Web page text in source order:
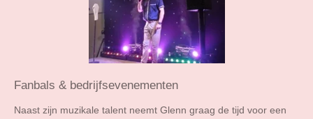
Fanbals & bedrijfsevenementen
Naast zijn muzikale talent neemt Glenn graag de tijd voor een